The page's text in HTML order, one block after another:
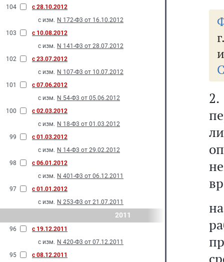
104
с 28.10.2012
с изм. N 172-Ф3 от 16.10.2012
103
с 10.08.2012
с изм. N 141-Ф3 от 28.07.2012
102
с 23.07.2012
с изм. N 107-Ф3 от 10.07.2012
101
с 07.06.2012
с изм. N 54-Ф3 от 05.06.2012
100
с 02.03.2012
с изм. N 18-Ф3 от 01.03.2012
99
с 01.03.2012
с изм. N 14-Ф3 от 29.02.2012
98
с 06.01.2012
с изм. N 401-Ф3 от 06.12.2011
97
с 01.01.2012
с изм. N 253-Ф3 от 21.07.2011
2011
96
с 19.12.2011
с изм. N 420-Ф3 от 07.12.2011
95
с 08.12.2011